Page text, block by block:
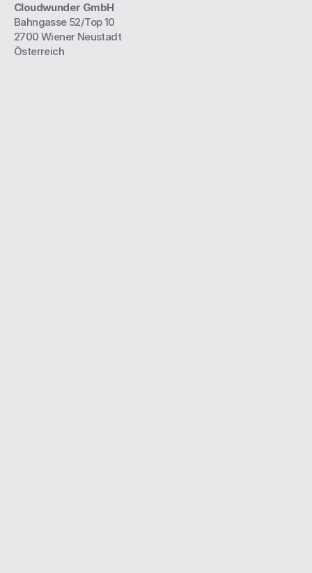
Cloudwunder GmbH
Bahngasse 52/Top 10
2700 Wiener Neustadt
Österreich